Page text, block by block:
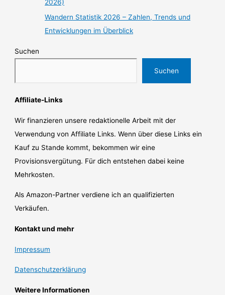
2026)
Wandern Statistik 2026 – Zahlen, Trends und
Entwicklungen im Überblick
Suchen
Suchen
Affiliate-Links
Wir finanzieren unsere redaktionelle Arbeit mit der
Verwendung von Affiliate Links. Wenn über diese Links ein
Kauf zu Stande kommt, bekommen wir eine
Provisionsvergütung. Für dich entstehen dabei keine
Mehrkosten.
Als Amazon-Partner verdiene ich an qualifizierten
Verkäufen.
Kontakt und mehr
Impressum
Datenschutzerklärung
Weitere Informationen